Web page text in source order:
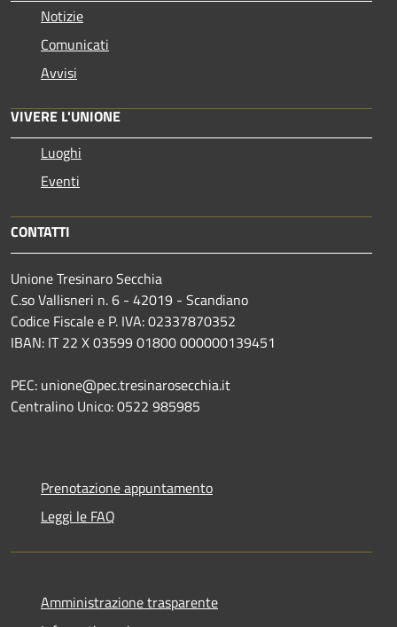
Notizie
Comunicati
Avvisi
VIVERE L'UNIONE
Luoghi
Eventi
CONTATTI
Unione Tresinaro Secchia
C.so Vallisneri n. 6 - 42019 - Scandiano
Codice Fiscale e P. IVA: 02337870352
IBAN: IT 22 X 03599 01800 000000139451
PEC: unione@pec.tresinarosecchia.it
Centralino Unico: 0522 985985
Prenotazione appuntamento
Leggi le FAQ
Amministrazione trasparente